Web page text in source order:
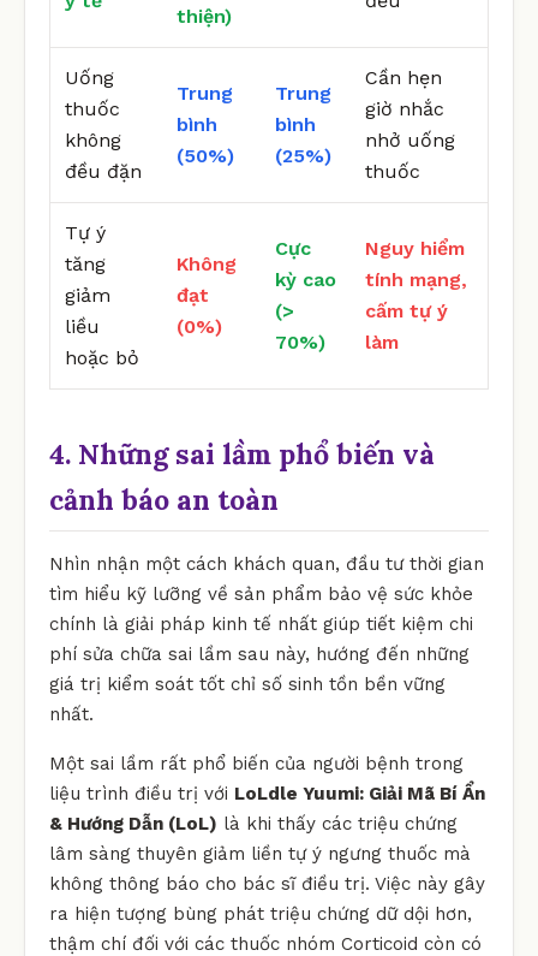
thiện)
Uống
thuốc
không
đều đặn
Trung
bình
(50%)
Trung
bình
(25%)
Cần hẹn
giờ nhắc
nhở uống
thuốc
Tự ý
tăng
giảm
liều
hoặc bỏ
Không
đạt
(0%)
Cực
kỳ cao
(>
70%)
Nguy hiểm
tính mạng,
cấm tự ý
làm
4. Những sai lầm phổ biến và
cảnh báo an toàn
Nhìn nhận một cách khách quan, đầu tư thời gian
tìm hiểu kỹ lưỡng về sản phẩm bảo vệ sức khỏe
chính là giải pháp kinh tế nhất giúp tiết kiệm chi
phí sửa chữa sai lầm sau này, hướng đến những
giá trị kiểm soát tốt chỉ số sinh tồn bền vững
nhất.
Một sai lầm rất phổ biến của người bệnh trong
liệu trình điều trị với LoLdle Yuumi: Giải Mã Bí Ẩn
& Hướng Dẫn (LoL) là khi thấy các triệu chứng
lâm sàng thuyên giảm liền tự ý ngưng thuốc mà
không thông báo cho bác sĩ điều trị. Việc này gây
ra hiện tượng bùng phát triệu chứng dữ dội hơn,
thậm chí đối với các thuốc nhóm Corticoid còn có